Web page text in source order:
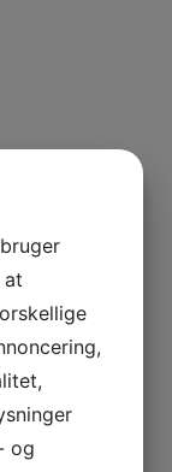
at
og